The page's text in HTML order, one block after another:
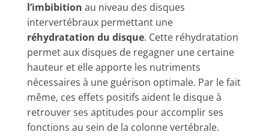
l’imbibition au niveau des disques
intervertébraux permettant une
réhydratation du disque. Cette réhydratation
permet aux disques de regagner une certaine
hauteur et elle apporte les nutriments
nécessaires à une guérison optimale. Par le fait
même, ces effets positifs aident le disque à
retrouver ses aptitudes pour accomplir ses
fonctions au sein de la colonne vertébrale.